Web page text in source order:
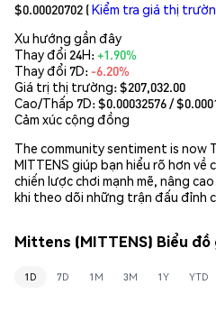
$0.00020702 (Kiểm tra giá thị
Xu hướng gần đây
Thay đổi 24H:+1.90%
Thay đổi 7D: -6.20%
Giá trị thị trường:$207,032.00
Cao/Thấp 7D: $0.00032576/ $
Cảm xúc cộng đồng
The community sentiment is now
MITTENS giúp bạn hiểu rõ hơn về
chiến lược chơi mạnh mẽ, nâng
khi theo dõi những trận đấu đỉnh
Mittens (MITTENS) Biểu
1D 7D 1M 3M 1Y YTD